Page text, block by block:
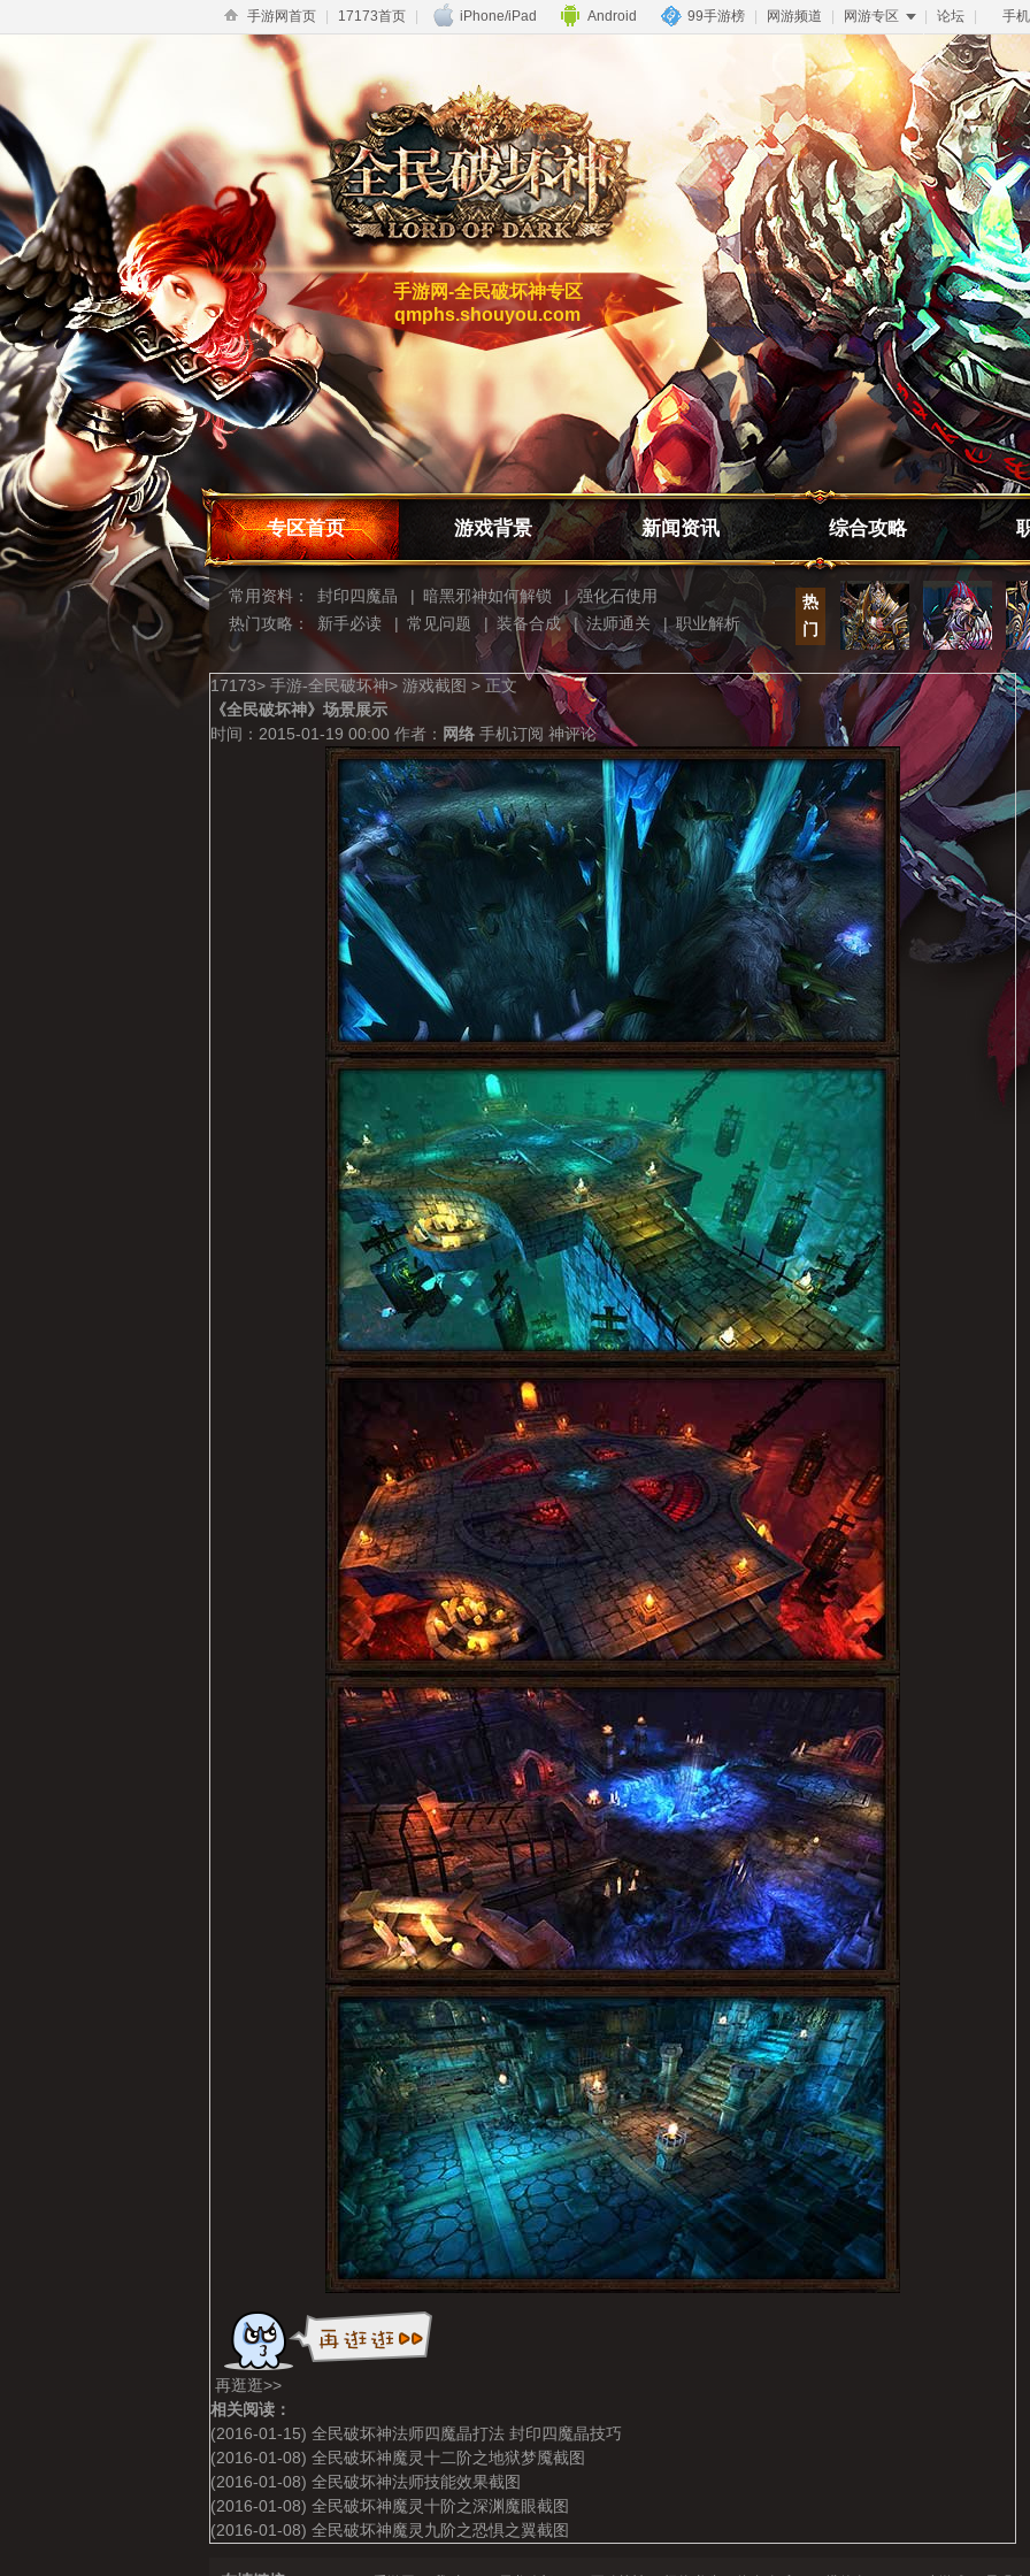
手游网首页 17173首页 iPhone/iPad Android 99手游榜 网游频道 网游专区 论坛 手
手游网-全民破坏神专区
qmphs.shouyou.com
专区首页 游戏背景 新闻资讯 综合攻略
常用资料： 封印四魔晶 | 暗黑邪神如何解锁 |强化石使用
热门攻略：
新手必读 | 常见问题 | 装备合成 |法师通关 |职业解析
热
门
17173> 手游-全民破坏神> 游戏截图 > 正文
《全民破坏神》场景展示
时间：2015-01-19 00:00 作者： 网络 手机订阅 神评论
再逛逛>>
相关阅读：
(2016-01-15) 全民破坏神法师四魔晶打法 封印四魔晶技巧
(2016-01-08) 全民破坏神魔灵十二阶之地狱梦魇截图
(2016-01-08) 全民破坏神法师技能效果截图
(2016-01-08) 全民破坏神魔灵十阶之深渊魔眼截图
(2016-01-08) 全民破坏神魔灵九阶之恐惧之翼截图